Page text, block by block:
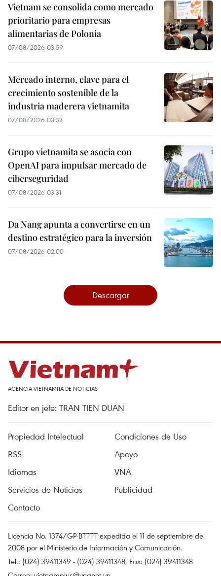
Vietnam se consolida como mercado
prioritario para empresas
alimentarias de Polonia
07/08/2026 03:59
Mercado interno, clave para el
crecimiento sostenible de la
industria maderera vietnamita
07/08/2026 03:32
Grupo vietnamita se asocia con
OpenAI para impulsar mercado de
ciberseguridad
07/08/2026 03:31
Da Nang apunta a convertirse en un
destino estratégico para la inversión
07/08/2026 02:00
Descargar
AGENCIA VIETNAMITA DE NOTICIAS
Editor en jefe: TRAN TIEN DUAN
Propiedad Intelectual
Condiciones de Uso
RSS
Apoyo
Idiomas
VNA
Servicios de Noticias
Publicidad
Contacto
Licencia No. 1374/GP-BTTTT expedida el 11 de septiembre de
2008 por el Ministerio de Información y Comunicación.
Tel.: (024) 39411349 - (024) 39411348, Fax: (024) 39411348